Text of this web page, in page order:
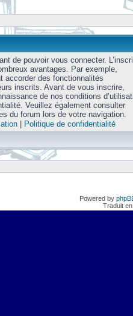
de pouvoir vous connecter.
avantages. Par exemple,
accorder des fonctionnalités
inscrits. Avant de vous inscrire,
de nos conditions
Veuillez également consulter
du forum lors de votre navigation.
| Politique de confidentialité
Powered by
Traduit